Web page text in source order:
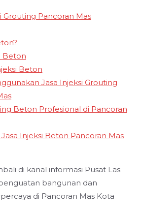
Grouting Pancoran Mas
Beton
Beton
Jasa Injeksi Grouting
Beton Profesional di Pancoran
Injeksi Beton Pancoran Mas
di kanal informasi Pusat Las
bangunan dan
di Pancoran Mas Kota